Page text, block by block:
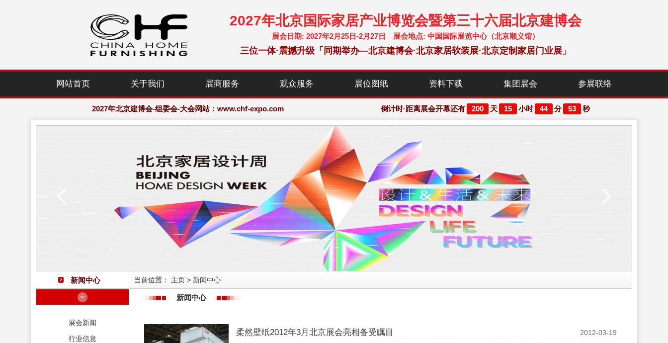
2027年北京国际家居产业博览会暨第三十六届北京建博会
展会日期: 2027年2月25日-2月27日 展会地点: 中国国际展览中心（北京顺义馆）
三位一体·震撼升级「同期举办—北京建博会·北京家居软装展·北京定制家居门业展」
网站首页 关于我们 展商服务 观众服务 展位图纸 资料下载 集团展会 参展联络
2027年北京建博会-组委会-大会网站：www.chf-expo.com
2027年北京建博会-组委会-大会网站：www.chf-expo.com
欢迎访问·2027年北京国际家居产业博览会·大会网站
倒计时·距离展会开幕还有 200 天 15 小时 44 分 53 秒
新闻中心
展会新闻
行业信息
当前位置： 主页 > 新闻中心
新闻中心
柔然壁纸2012年3月北京展会亮相备受瞩目
2012-03-19